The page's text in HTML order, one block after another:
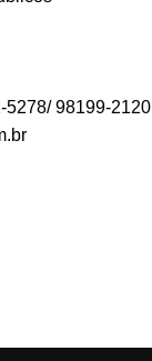
5278/ 98199-2120